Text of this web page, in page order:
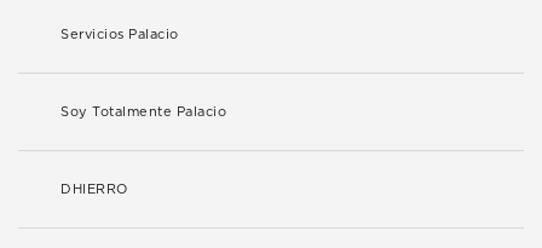
Servicios Palacio
Soy Totalmente Palacio
DHIERRO